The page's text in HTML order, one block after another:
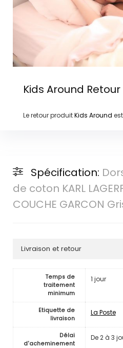
Kids Around
Le retour produitKids Around
Spécification:
de coton KARL
COUCHE GARCON
Livraison et retour
Temps de
traitement
minimum
1 jour
Etiquette de
livraison
La Poste
Délai
d'acheminement
De 2 à 3